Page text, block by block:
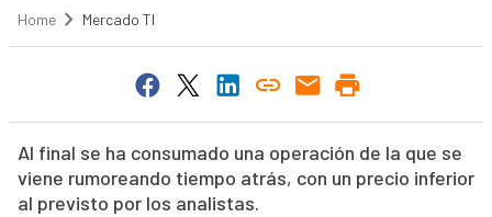
Home Mercado TI
Al final se ha consumado una operación de la que se
viene rumoreando tiempo atrás, con un precio inferior
al previsto por los analistas.